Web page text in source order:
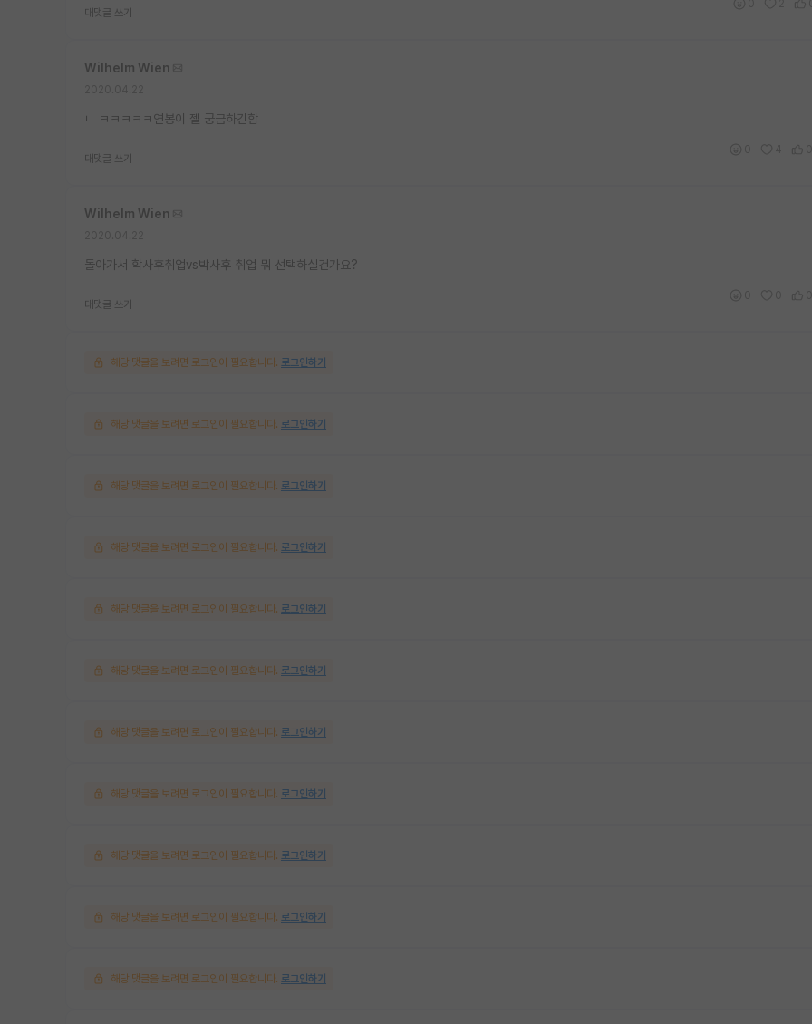
대댓글 쓰기
Wilhelm Wien
ㄴ ㅋㅋㅋㅋㅋ연봉이 젤 궁금하긴함
대댓글 쓰기
Wilhelm Wien
돌아가서 학사후취업vs박사후 취업 뭐 선택하실건가요?
대댓글 쓰기
해당 댓글을 보려면 로그인이 필요합니다. 로그인하기
해당 댓글을 보려면 로그인이 필요합니다. 로그인하기
해당 댓글을 보려면 로그인이 필요합니다. 로그인하기
해당 댓글을 보려면 로그인이 필요합니다. 로그인하기
해당 댓글을 보려면 로그인이 필요합니다. 로그인하기
해당 댓글을 보려면 로그인이 필요합니다. 로그인하기
해당 댓글을 보려면 로그인이 필요합니다. 로그인하기
해당 댓글을 보려면 로그인이 필요합니다. 로그인하기
해당 댓글을 보려면 로그인이 필요합니다. 로그인하기
해당 댓글을 보려면 로그인이 필요합니다. 로그인하기
해당 댓글을 보려면 로그인이 필요합니다. 로그인하기